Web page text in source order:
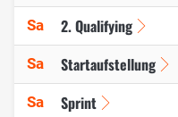
Sa 2. Qualifying
Sa Startaufstellung
Sa Sprint